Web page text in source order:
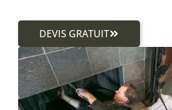
DEVIS GRATUIT